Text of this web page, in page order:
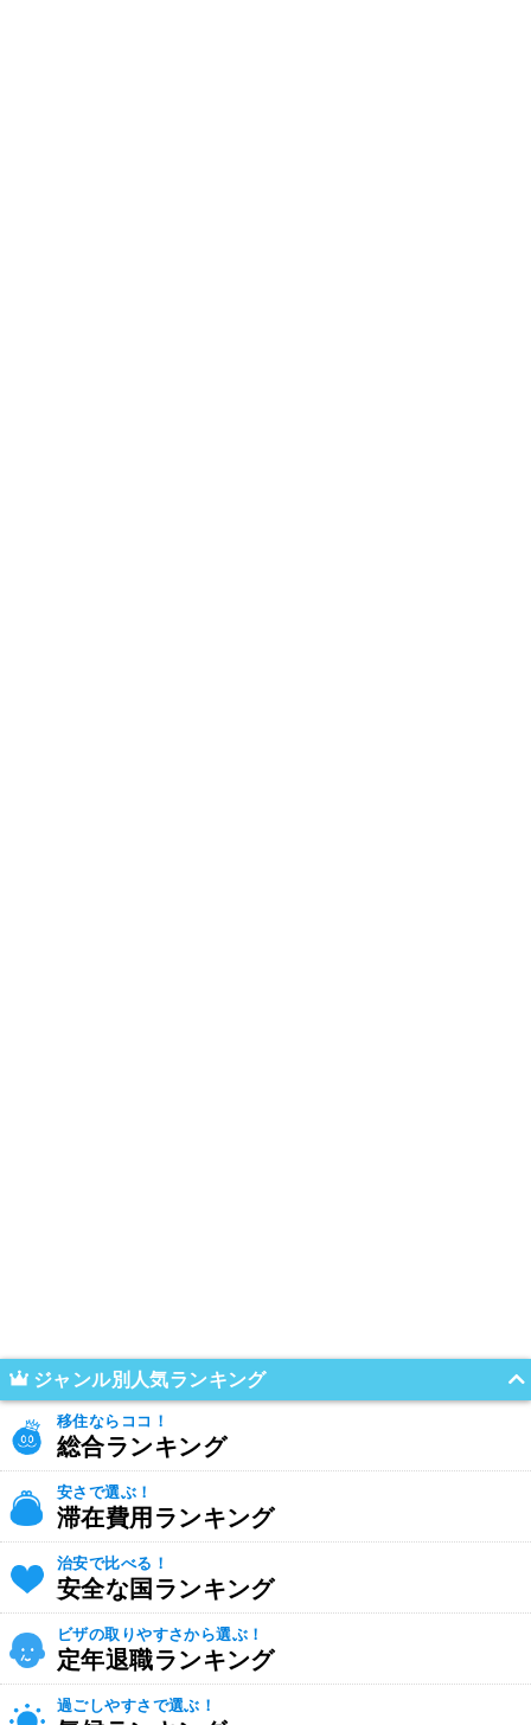
ジャンル別人気ランキング
移住ならココ！
総合ランキング
安さで選ぶ！
滞在費用ランキング
治安で比べる！
安全な国ランキング
ビザの取りやすさから選ぶ！
定年退職ランキング
過ごしやすさで選ぶ！